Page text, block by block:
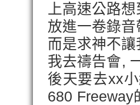
上高速公路
放進一卷錄
而是求神不
我去禱告會,
後天要去xx
680 Freeway